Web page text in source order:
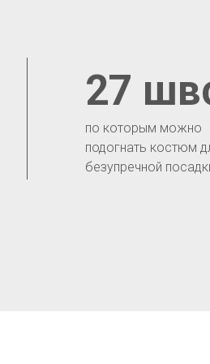
по которым можно
подогнать костюм
безупречной
27